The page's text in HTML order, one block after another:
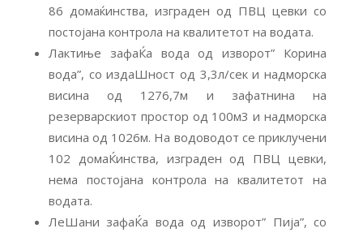
86 домаќинства, изграден од ПВЦ цевки со
постојана контрола на квалитетот на водата.
Лактиње зафаЌа вода од изворот” Корина
вода”, со издаШност од 3,3л/сек и надморска
висина од 1276,7м и зафатнина на
резерварскиот простор од 100м3 и надморска
висина од 1026м. На водоводот се приклучени
102 домаЌинства, изграден од ПВЦ цевки,
нема постојана контрола на квалитетот на
водата.
ЛеШани зафаЌа вода од изворот” Пија”, со